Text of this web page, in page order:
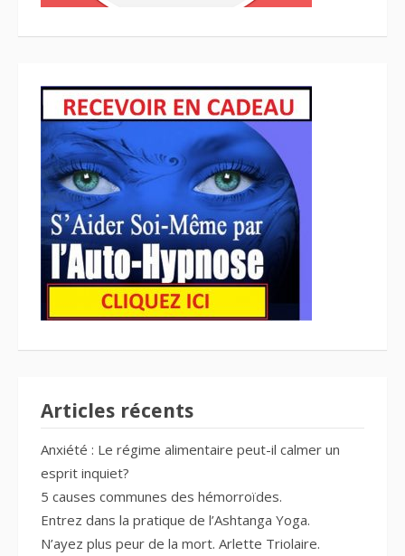
Articles récents
Anxiété : Le régime alimentaire peut-il calmer un
esprit inquiet?
5 causes communes des hémorroïdes.
Entrez dans la pratique de l’Ashtanga Yoga.
N’ayez plus peur de la mort. Arlette Triolaire.